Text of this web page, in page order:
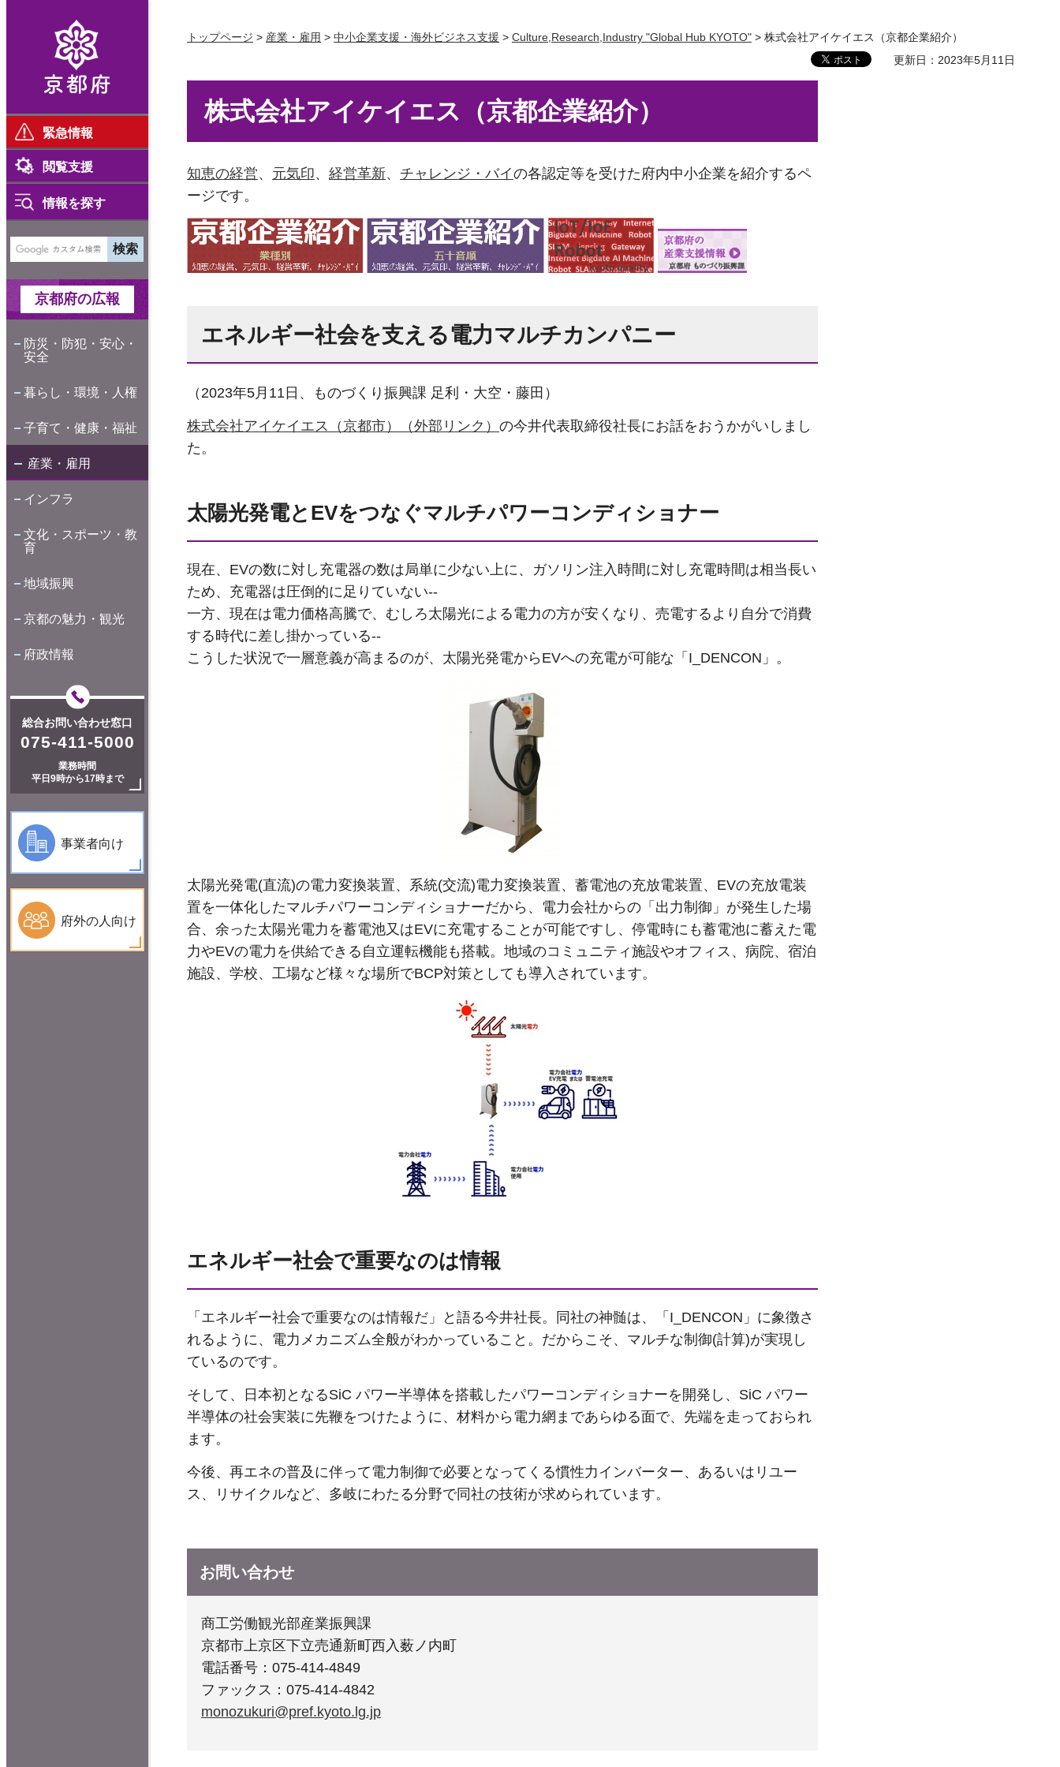
緊急情報
閲覧支援
情報を探す
京都府の広報
防災・防犯・安心・
安全
暮らし・環境・人権
子育て・健康・福祉
産業・雇用
インフラ
文化・スポーツ・教
育
地域振興
京都の魅力・観光
府政情報
総合お問い合わせ窓口
075-411-5000
業務時間
平日9時から17時まで
事業者向け
府外の人向け
トップページ > 産業・雇用 > 中小企業支援・海外ビジネス支援 > Culture,Research,Industry "Global Hub KYOTO" > 株式会社アイケイエス（京都企業紹介）
更新日：2023年5月11日
株式会社アイケイエス（京都企業紹介）
知恵の経営、 元気印、 経営革新、 チャレンジ・バイの各認定等を受けた府内中小企業を紹介するペ
ージです。
エネルギー社会を支える電力マルチカンパニー
（2023年5月11日、ものづくり振興課 足利・大空・藤田）
株式会社アイケイエス（京都市）（外部リンク） の今井代表取締役社長にお話をおうかがいしまし
た。
太陽光発電とEVをつなぐマルチパワーコンディショナー
現在、EVの数に対し充電器の数は局単に少ない上に、ガソリン注入時間に対し充電時間は相当長い
ため、充電器は圧倒的に足りていない--
一方、現在は電力価格高騰で、むしろ太陽光による電力の方が安くなり、売電するより自分で消費
する時代に差し掛かっている--
こうした状況で一層意義が高まるのが、太陽光発電からEVへの充電が可能な「I_DENCON」。
太陽光発電(直流)の電力変換装置、系統(交流)電力変換装置、蓄電池の充放電装置、EVの充放電装
置を一体化したマルチパワーコンディショナーだから、電力会社からの「出力制御」が発生した場
合、余った太陽光電力を蓄電池又はEVに充電することが可能ですし、停電時にも蓄電池に蓄えた電
力やEVの電力を供給できる自立運転機能も搭載。地域のコミュニティ施設やオフィス、病院、宿泊
施設、学校、工場など様々な場所でBCP対策としても導入されています。
エネルギー社会で重要なのは情報
「エネルギー社会で重要なのは情報だ」と語る今井社長。同社の神髄は、「I_DENCON」に象徴さ
れるように、電力メカニズム全般がわかっていること。だからこそ、マルチな制御(計算)が実現し
ているのです。
そして、日本初となるSiC パワー半導体を搭載したパワーコンディショナーを開発し、SiC パワー
半導体の社会実装に先鞭をつけたように、材料から電力網まであらゆる面で、先端を走っておられ
ます。
今後、再エネの普及に伴って電力制御で必要となってくる慣性力インバーター、あるいはリユー
ス、リサイクルなど、多岐にわたる分野で同社の技術が求められています。
お問い合わせ
商工労働観光部産業振興課
京都市上京区下立売通新町西入薮ノ内町
電話番号：075-414-4849
ファックス：075-414-4842
monozukuri@pref.kyoto.lg.jp